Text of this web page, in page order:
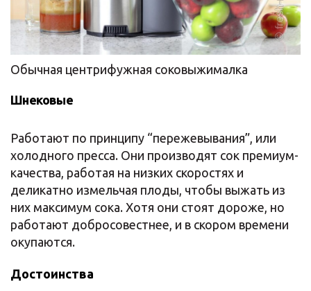
Обычная центрифужная соковыжималка
Шнековые
Работают по принципу “пережевывания”, или
холодного пресса. Они производят сок премиум-
качества, работая на низких скоростях и
деликатно измельчая плоды, чтобы выжать из
них максимум сока. Хотя они стоят дороже, но
работают добросовестнее, и в скором времени
окупаются.
Достоинства